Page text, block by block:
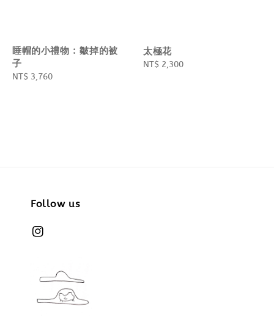
睡帽的小禮物 : 皺掉的被
子
Regular
NT$ 3,760
太極花
Regular
NT$ 2,300
Follow us